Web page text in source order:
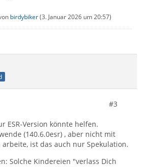
birdybiker(3. Januar 2026 um 20:57)
#3
ESR-Version könnte helfen.
(140.6.0esr) , aber nicht mit
ist das auch nur Spekulation.
Solche Kindereien "verlass Dich